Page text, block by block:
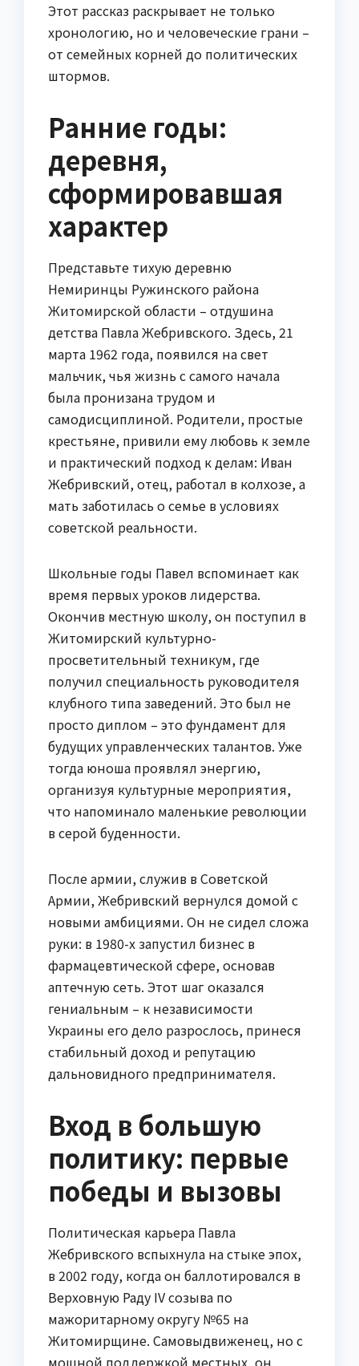
Этот рассказ раскрывает не только
хронологию, но и человеческие грани –
от семейных корней до политических
штормов.
Ранние годы:
деревня,
сформировавшая
характер
Представьте тихую деревню
Немиринцы Ружинского района
Житомирской области – отдушина
детства Павла Жебривского. Здесь, 21
марта 1962 года, появился на свет
мальчик, чья жизнь с самого начала
была пронизана трудом и
самодисциплиной. Родители, простые
крестьяне, привили ему любовь к земле
и практический подход к делам: Иван
Жебривский, отец, работал в колхозе, а
мать заботилась о семье в условиях
советской реальности.
Школьные годы Павел вспоминает как
время первых уроков лидерства.
Окончив местную школу, он поступил в
Житомирский культурно-
просветительный техникум, где
получил специальность руководителя
клубного типа заведений. Это был не
просто диплом – это фундамент для
будущих управленческих талантов. Уже
тогда юноша проявлял энергию,
организуя культурные мероприятия,
что напоминало маленькие революции
в серой буденности.
После армии, служив в Советской
Армии, Жебривский вернулся домой с
новыми амбициями. Он не сидел сложа
руки: в 1980-х запустил бизнес в
фармацевтической сфере, основав
аптечную сеть. Этот шаг оказался
гениальным – к независимости
Украины его дело разрослось, принеся
стабильный доход и репутацию
дальновидного предпринимателя.
Вход в большую
политику: первые
победы и вызовы
Политическая карьера Павла
Жебривского вспыхнула на стыке эпох,
в 2002 году, когда он баллотировался в
Верховную Раду IV созыва по
мажоритарному округу №65 на
Житомирщине. Самовыдвиженец, но с
мощной поддержкой местных, он